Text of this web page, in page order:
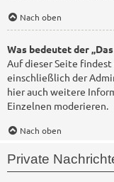
Nach oben
Was bedeutet der
Auf dieser Seite
einschließlich der
hier auch weitere
Einzelnen moderieren.
Nach oben
Private